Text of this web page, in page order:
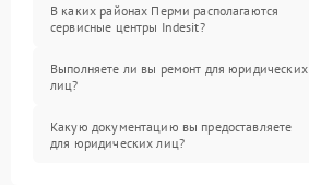
В каких районах Перми располагаются
сервисные центры Indesit?
Выполняете ли вы ремонт для юридических
лиц?
Какую документацию вы предоставляете
для юридических лиц?